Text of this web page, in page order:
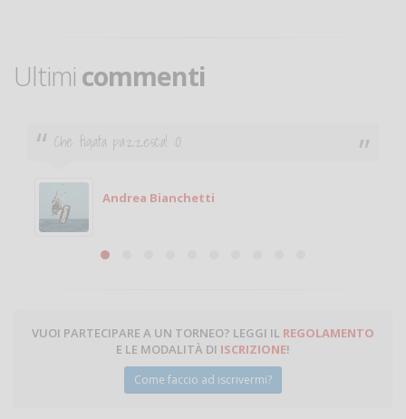
Ultimi commenti
Ciao. Sono a Treviglio da poco e vorrei tornare a
giocare. Se sei in zona e puoi giocare fammi sapere.
Michele
Michele Miglionico
VUOI PARTECIPARE A UN TORNEO? LEGGI IL REGOLAMENTO
E LE MODALITÀ DI ISCRIZIONE!
Come faccio ad iscrivermi?